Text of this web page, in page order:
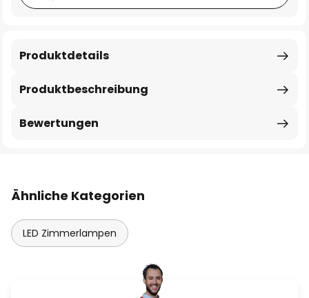
Produktbeschreibung
Produktdetails
Bewertungen
Ähnliche Kategorien
LED Zimmerlampen